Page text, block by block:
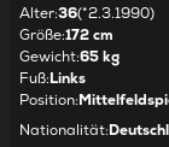
Alter:36(*2.3.1990)
Größe:172 cm
Gewicht:65 kg
Fuß:Links
Position:
Nationalität: